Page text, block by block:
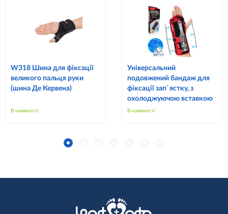
W318 Шина для фіксації
великого пальця руки
(шина Де Кервена)
В наявності
Універсальний
подовжений бандаж для
фіксації зап`ястку, з
охолоджуючою вставкою
В наявності